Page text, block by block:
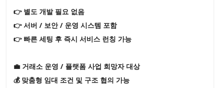
👉 별도 개발 필요 없음
👉 서버 / 보안 / 운영 시스템 포함
👉 빠른 세팅 후 즉시 서비스 런칭 가능
💼 거래소 운영 / 플랫폼 사업 희망자 대상
💰 맞춤형 임대 조건 및 구조 협의 가능